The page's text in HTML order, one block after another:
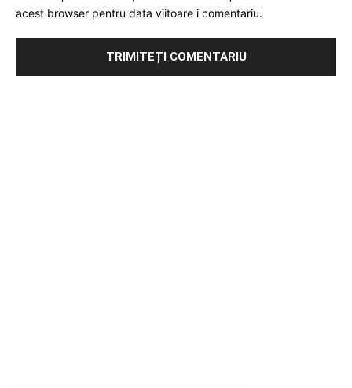
acest browser pentru data viitoare i comentariu.